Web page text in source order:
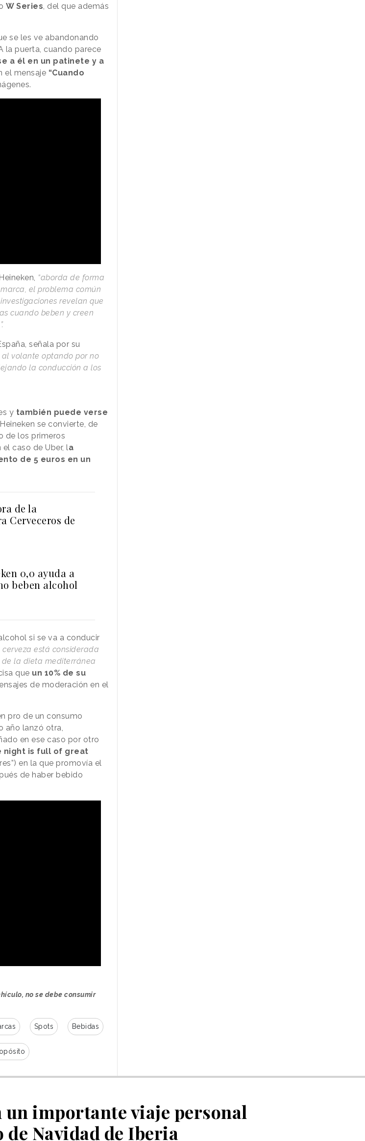
W Series, del que además
se les ve abandonando
la puerta, cuando parece
a él en un patinete y a
el mensaje “Cuando
“aborda de forma
el problema común
revelan que
cuando beben y creen
señala por su
al volante optando por no
la conducción a los
y también puede verse
se convierte, de
de los primeros
caso de Uber, la
de 5 euros en un
de la
Cerveceros de
0,0 ayuda a
beben alcohol
si se va a conducir
está considerada
la dieta mediterránea
que un 10% de su
de moderación en el
pro de un consumo
año lanzó otra,
en ese caso por otro
night is full of great
en la que promovía el
de haber bebido
no se debe consumir
Spots Bebidas
un importante viaje personal
de Navidad de Iberia